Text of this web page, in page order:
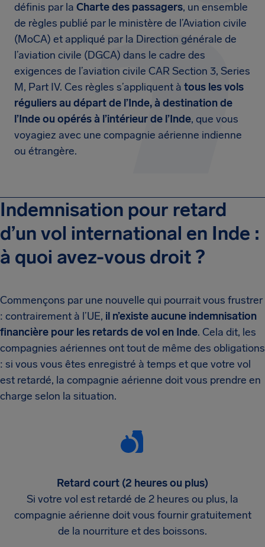
définis par la Charte des passagers, un ensemble
de règles publié par le ministère de l’Aviation civile
(MoCA) et appliqué par la Direction générale de
l’aviation civile (DGCA) dans le cadre des
exigences de l’aviation civile CAR Section 3, Series
M, Part IV. Ces règles s’appliquent à tous les vols
réguliers au départ de l’Inde, à destination de
l’Inde ou opérés à l’intérieur de l’Inde, que vous
voyagiez avec une compagnie aérienne indienne
ou étrangère.
Indemnisation pour retard
d’un vol international en Inde :
à quoi avez-vous droit ?
Commençons par une nouvelle qui pourrait vous frustrer
: contrairement à l’UE, il n’existeaucune indemnisation
financière pour les retards de vol en Inde. Cela dit, les
compagnies aériennes ont tout de même des obligations
: si vous vous êtes enregistré à temps et que votre vol
est retardé, la compagnie aérienne doit vous prendre en
charge selon la situation.
Retard court (2 heures ou plus)
Si votre vol est retardé de 2 heures ou plus, la
compagnie aérienne doit vous fournir gratuitement
de la nourriture et des boissons.